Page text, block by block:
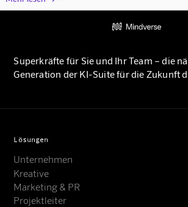
Superkräfte für Sie und Ihr Team – die
Generation der KI-Suite für die Zukunft
Lösungen
Unternehmen
Kreative
Marketing & PR
Projektleiter